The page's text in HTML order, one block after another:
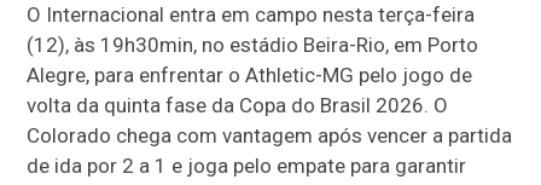
O Internacional entra em campo nesta terça-feira
(12), às 19h30min, no estádio Beira-Rio, em Porto
Alegre, para enfrentar o Athletic-MG pelo jogo de
volta da quinta fase da Copa do Brasil 2026. O
Colorado chega com vantagem após vencer a partida
de ida por 2 a 1 e joga pelo empate para garantir